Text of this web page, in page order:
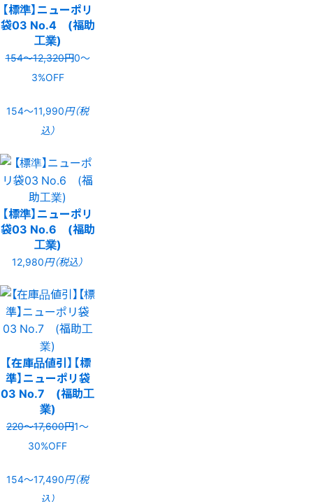
【標準】ニューポリ
袋03 No.4 (福助
工業)
154〜12,320円0〜
3%OFF
154〜11,990円（税
込）
【標準】ニューポリ
袋03 No.6 (福助
工業)
12,980円（税込）
【在庫品値引】【標
準】ニューポリ袋
03 No.7 (福助工
業)
220〜17,600円1〜
30%OFF
154〜17,490円（税
込）